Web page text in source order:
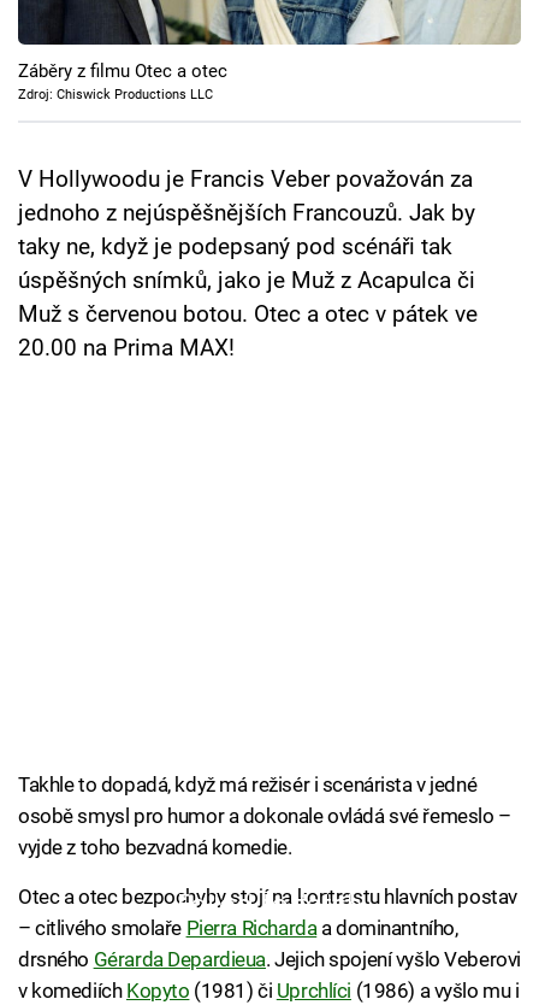
Cool Esport
Pořady
Sledujte prima+
Přihlášení
Záběry z filmu Otec a otec
Zdroj: Chiswick Productions LLC
V Hollywoodu je Francis Veber považován za
jednoho z nejúspěšnějších Francouzů. Jak by
taky ne, když je podepsaný pod scénáři tak
úspěšných snímků, jako je Muž z Acapulca či
Muž s červenou botou. Otec a otec v pátek ve
20.00 na Prima MAX!
Takhle to dopadá, když má režisér i scenárista v jedné
osobě smysl pro humor a dokonale ovládá své řemeslo –
vyjde z toho bezvadná komedie.
Failed to fetch
Otec a otec bezpochyby stojí na kontrastu hlavních postav
– citlivého smolaře Pierra Richardaa dominantního,
drsného Gérarda Depardieua. Jejich spojení vyšlo Veberovi
v komediích Kopyto (1981) či Uprchlíci (1986) a vyšlo mu i